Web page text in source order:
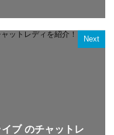
Next
ブ のチャットレ